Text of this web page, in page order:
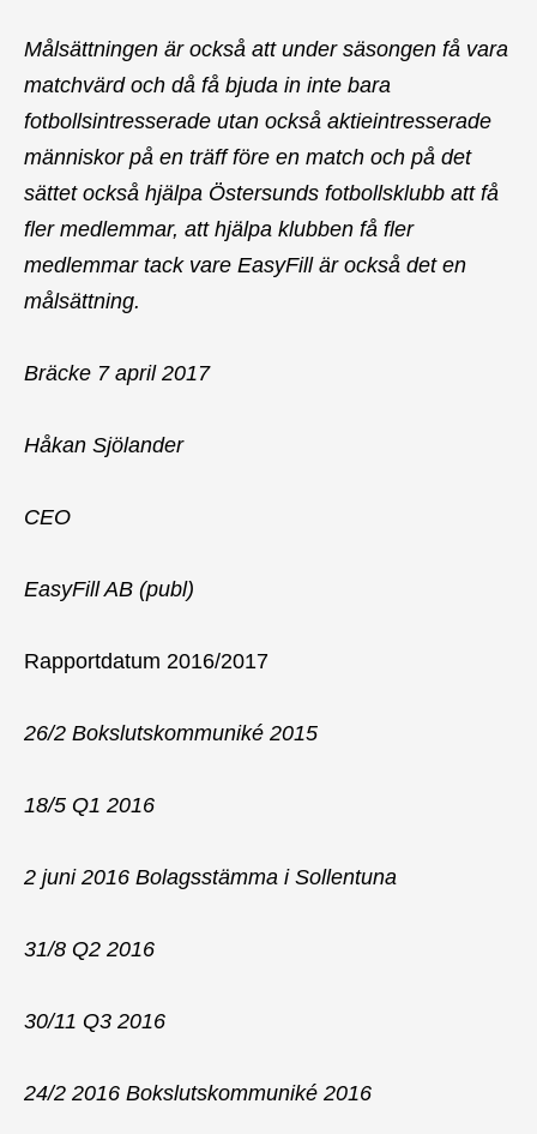
Målsättningen är också att under säsongen få vara
matchvärd och då få bjuda in inte bara
fotbollsintresserade utan också aktieintresserade
människor på en träff före en match och på det
sättet också hjälpa Östersunds fotbollsklubb att få
fler medlemmar, att hjälpa klubben få fler
medlemmar tack vare EasyFill är också det en
målsättning.
Bräcke 7 april 2017
Håkan Sjölander
CEO
EasyFill AB (publ)
Rapportdatum 2016/2017
26/2 Bokslutskommuniké 2015
18/5 Q1 2016
2 juni 2016 Bolagsstämma i Sollentuna
31/8 Q2 2016
30/11 Q3 2016
24/2 2016 Bokslutskommuniké 2016